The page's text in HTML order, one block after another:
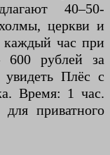
40–50-
церкви и
каждый час при
рублей за
Плёс с
Время: 1 час.
приватного